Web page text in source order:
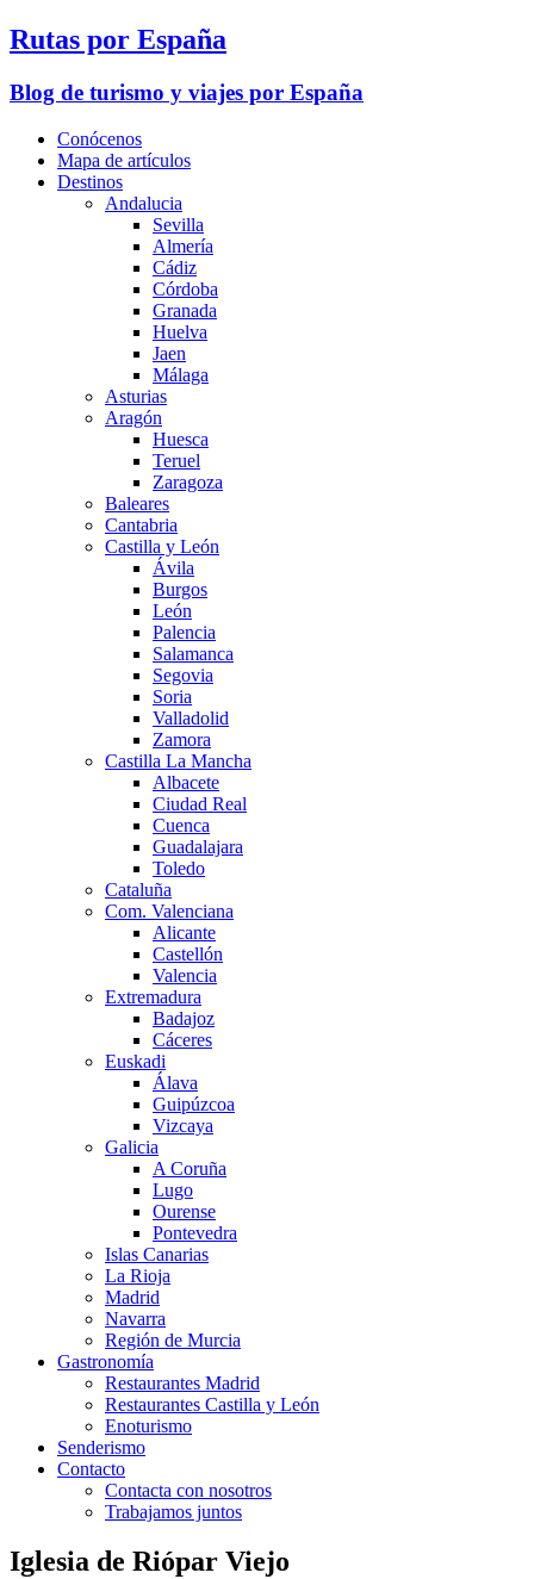
Rutas por España
Blog de turismo y viajes por España
Conócenos
Mapa de artículos
Destinos
Andalucia
Sevilla
Almería
Cádiz
Córdoba
Granada
Huelva
Jaen
Málaga
Asturias
Aragón
Huesca
Teruel
Zaragoza
Baleares
Cantabria
Castilla y León
Ávila
Burgos
León
Palencia
Salamanca
Segovia
Soria
Valladolid
Zamora
Castilla La Mancha
Albacete
Ciudad Real
Cuenca
Guadalajara
Toledo
Cataluña
Com. Valenciana
Alicante
Castellón
Valencia
Extremadura
Badajoz
Cáceres
Euskadi
Álava
Guipúzcoa
Vizcaya
Galicia
A Coruña
Lugo
Ourense
Pontevedra
Islas Canarias
La Rioja
Madrid
Navarra
Región de Murcia
Gastronomía
Restaurantes Madrid
Restaurantes Castilla y León
Enoturismo
Senderismo
Contacto
Contacta con nosotros
Trabajamos juntos
Iglesia de Riópar Viejo